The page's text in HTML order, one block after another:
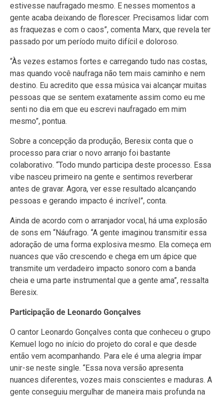
estivesse naufragado mesmo. E nesses momentos a
gente acaba deixando de florescer. Precisamos lidar com
as fraquezas e com o caos”, comenta Marx, que revela ter
passado por um período muito difícil e doloroso.
“Às vezes estamos fortes e carregando tudo nas costas,
mas quando você naufraga não tem mais caminho e nem
destino. Eu acredito que essa música vai alcançar muitas
pessoas que se sentem exatamente assim como eu me
senti no dia em que eu escrevi naufragado em mim
mesmo”, pontua.
Sobre a concepção da produção, Beresix conta que o
processo para criar o novo arranjo foi bastante
colaborativo. “Todo mundo participa deste processo. Essa
vibe nasceu primeiro na gente e sentimos reverberar
antes de gravar. Agora, ver esse resultado alcançando
pessoas e gerando impacto é incrível”, conta.
Ainda de acordo com o arranjador vocal, há uma explosão
de sons em “Náufrago. “A gente imaginou transmitir essa
adoração de uma forma explosiva mesmo. Ela começa em
nuances que vão crescendo e chega em um ápice que
transmite um verdadeiro impacto sonoro com a banda
cheia e uma parte instrumental que a gente ama”, ressalta
Beresix.
Participação de Leonardo Gonçalves
O cantor Leonardo Gonçalves conta que conheceu o grupo
Kemuel logo no início do projeto do coral e que desde
então vem acompanhando. Para ele é uma alegria ímpar
unir-se neste single. “Essa nova versão apresenta
nuances diferentes, vozes mais conscientes e maduras. A
gente conseguiu mergulhar de maneira mais profunda na